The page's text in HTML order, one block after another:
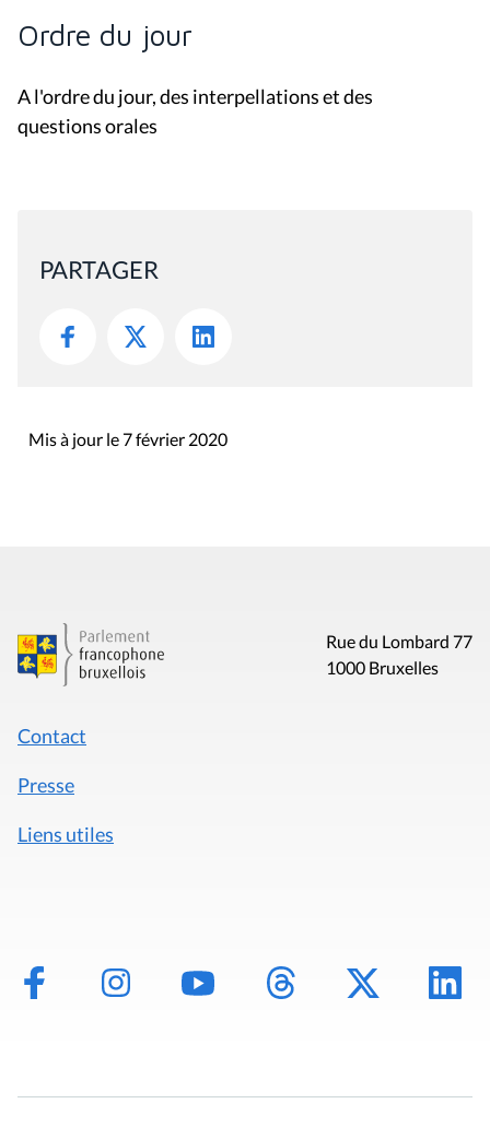
Ordre du jour
A l'ordre du jour, des interpellations et des
questions orales
PARTAGER
Mis à jour le 7 février 2020
Rue du Lombard 77
1000 Bruxelles
Contact
Presse
Liens utiles